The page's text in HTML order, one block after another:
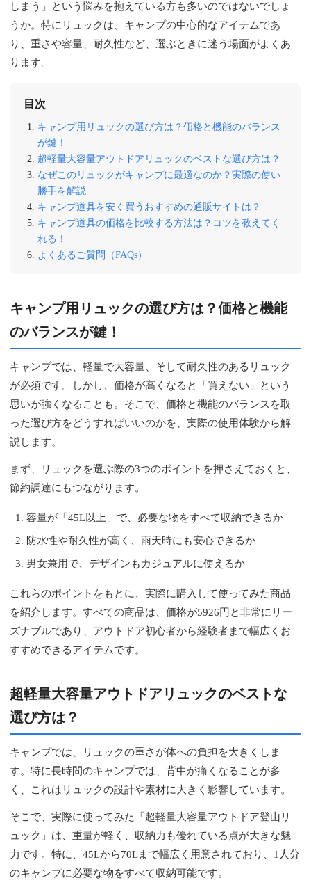
しまう」という悩みを抱えている方も多いのではないでしょ
うか。特にリュックは、キャンプの中心的なアイテムであ
り、重さや容量、耐久性など、選ぶときに迷う場面がよくあ
ります。
目次
キャンプ用リュックの選び方は？価格と機能のバランス
が鍵！
超軽量大容量アウトドアリュックのベストな選び方は？
なぜこのリュックがキャンプに最適なのか？実際の使い
勝手を解説
キャンプ道具を安く買うおすすめの通販サイトは？
キャンプ道具の価格を比較する方法は？コツを教えてく
れる！
よくあるご質問（FAQs）
キャンプ用リュックの選び方は？価格と機能
のバランスが鍵！
キャンプでは、軽量で大容量、そして耐久性のあるリュック
が必須です。しかし、価格が高くなると「買えない」という
思いが強くなることも。そこで、価格と機能のバランスを取
った選び方をどうすればいいのかを、実際の使用体験から解
説します。
まず、リュックを選ぶ際の3つのポイントを押さえておくと、
節約調達にもつながります。
容量が「45L以上」で、必要な物をすべて収納できるか
防水性や耐久性が高く、雨天時にも安心できるか
男女兼用で、デザインもカジュアルに使えるか
これらのポイントをもとに、実際に購入して使ってみた商品
を紹介します。すべての商品は、価格が5926円と非常にリー
ズナブルであり、アウトドア初心者から経験者まで幅広くお
すすめできるアイテムです。
超軽量大容量アウトドアリュックのベストな
選び方は？
キャンプでは、リュックの重さが体への負担を大きくしま
す。特に長時間のキャンプでは、背中が痛くなることが多
く、これはリュックの設計や素材に大きく影響しています。
そこで、実際に使ってみた「超軽量大容量アウトドア登山リ
ュック」は、重量が軽く、収納力も優れている点が大きな魅
力です。特に、45Lから70Lまで幅広く用意されており、1人分
のキャンプに必要な物をすべて収納可能です。